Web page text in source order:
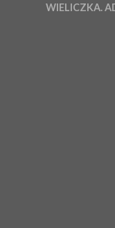
WIELICZKA.